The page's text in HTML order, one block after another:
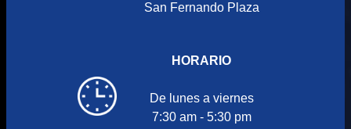
San Fernando Plaza
HORARIO
De lunes a viernes
7:30 am - 5:30 pm